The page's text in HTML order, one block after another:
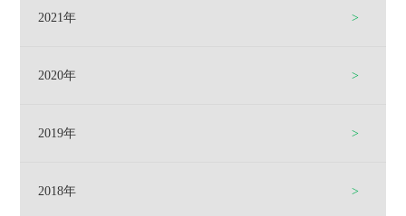
2021年
2020年
2019年
2018年